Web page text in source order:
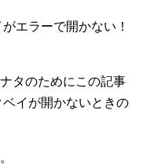
エラーで開かない！
タのためにこの記事
イが開かないときの